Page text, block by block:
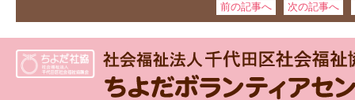
前の記事へ 次の記事へ